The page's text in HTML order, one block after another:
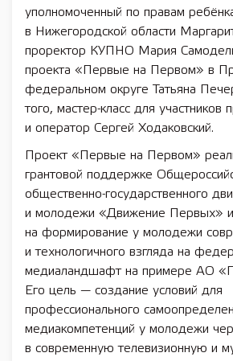
уполномоченный по правам
в Нижегородской области
проректор КУПНО Мария
проекта «Первые на Первом» в
федеральном округе Татьяна
того, мастер-класс для участников
и оператор Сергей Ходаковский.
Проект «Первые на Первом»
грантовой поддержке
общественно-государственного
и молодежи «Движение Первых» и
на формирование у молодежи
и технологичного взгляда на
медиаландшафт на примере АО
Его цель — создание условий для
профессионального
медиакомпетенций у молодежи
в современную телевизионную и